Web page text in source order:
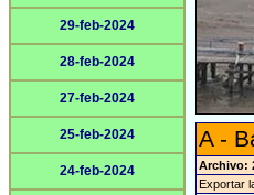
29-feb-2024
28-feb-2024
27-feb-2024
25-feb-2024
24-feb-2024
A -
Archivo:
Exportar